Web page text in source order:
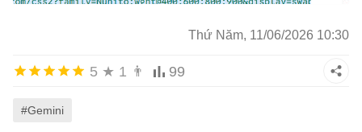
Thứ Năm, 11/06/2026 10:30
5 ★ 1 👨 99
#Gemini